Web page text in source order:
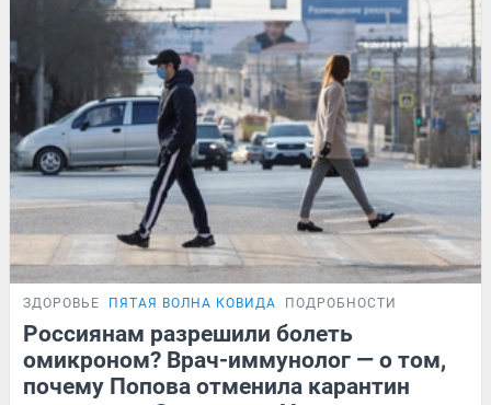
ЗДОРОВЬЕ ПЯТАЯ ВОЛНА КОВИДА ПОДРОБНОСТИ
Россиянам разрешили болеть
омикроном? Врач-иммунолог — о том,
почему Попова отменила карантин